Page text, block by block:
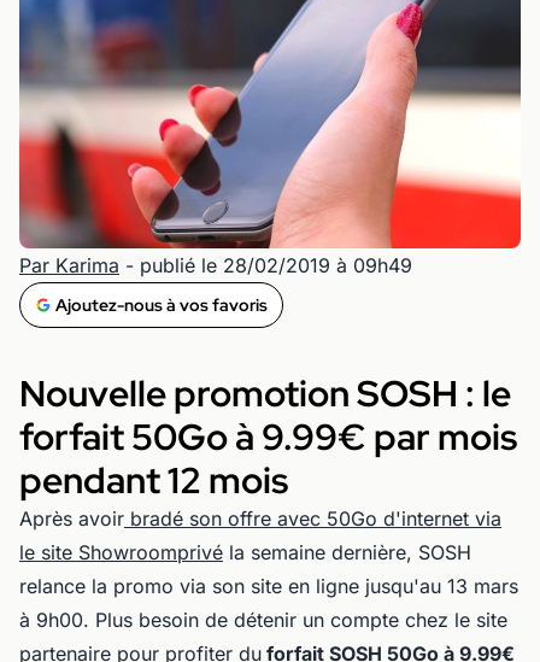
Par Karima - publié le 28/02/2019 à 09h49
Ajoutez-nous à vos favoris
Nouvelle promotion SOSH : le
forfait 50Go à 9.99€ par mois
pendant 12 mois
Après avoir bradé son offre avec 50Go d'internet via
le site Showroomprivé la semaine dernière, SOSH
relance la promo via son site en ligne jusqu'au 13 mars
à 9h00. Plus besoin de détenir un compte chez le site
partenaire pour profiter du forfait SOSH 50Go à 9.99€